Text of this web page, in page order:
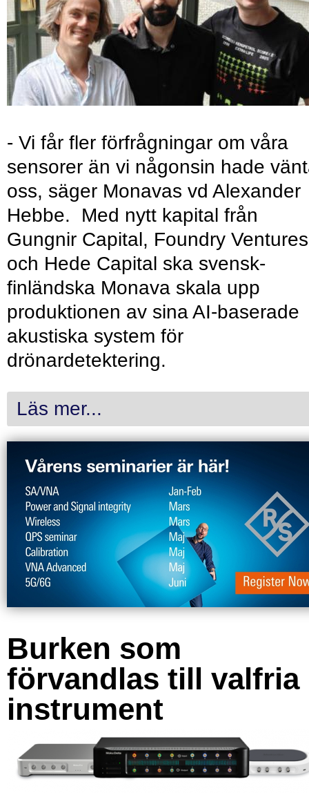
- Vi får fler förfrågningar om våra
sensorer än vi någonsin hade
oss, säger Monavas vd Alexander
Hebbe. Med nytt kapital från
Gungnir Capital, Foundry Ventures
och Hede Capital ska svensk-
finländska Monava skala upp
produktionen av sina AI-baserade
akustiska system för
drönardetektering.
Läs mer...
Burken som
förvandlas till valfria
instrument